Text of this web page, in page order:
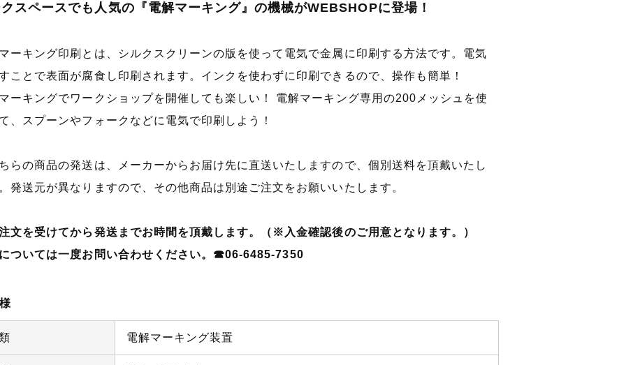
スペースでも人気の『電解マーキング』の機械がWEBSHOPに登場！
ーキング印刷とは、シルクスクリーンの版を使って電気で金属に印刷する方法です。電気
ことで表面が腐食し印刷されます。インクを使わずに印刷できるので、操作も簡単！
ーキングでワークショップを開催しても楽しい！ 電解マーキング専用の200メッシュを使
、スプーンやフォークなどに電気で印刷しよう！
らの商品の発送は、メーカーからお届け先に直送いたしますので、個別送料を頂戴いたし
発送元が異なりますので、その他商品は別途ご注文をお願いいたします。
文を受けてから発送までお時間を頂戴します。（※入金確認後のご用意となります。）
ついては一度お問い合わせください。☎06-6485-7350
電解マーキング装置